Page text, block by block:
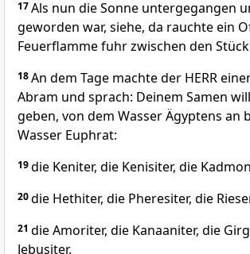
17Als nun die Sonne untergegangen
geworden war, siehe, da rauchte ein
Feuerflamme fuhr zwischen den
18An dem Tage machte der HERR
Abram und sprach: Deinem Samen
geben, von dem Wasser Ägyptens an
Wasser Euphrat:
19die Keniter, die Kenisiter, die
20die Hethiter, die Pheresiter, die
21 die Amoriter, die Kanaaniter, die
Jebusiter.